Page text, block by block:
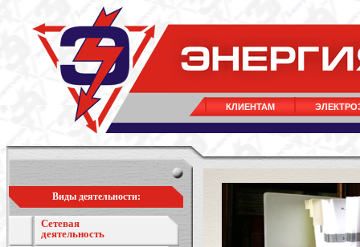
КЛИЕНТАМ
Виды деятельности:
Сетевая
деятельность